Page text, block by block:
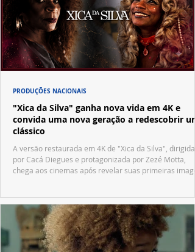
"Xica da Silva" ganha nova vida em 4K e
convida uma nova geração a redescobrir um
clássico
A versão restaurada em 4K de "Xica da Silva", dirigida
por Cacá Diegues e protagonizada por Zezé Motta,
chega aos cinemas após revelar suas primeiras
PRODUÇÕES NACIONAIS